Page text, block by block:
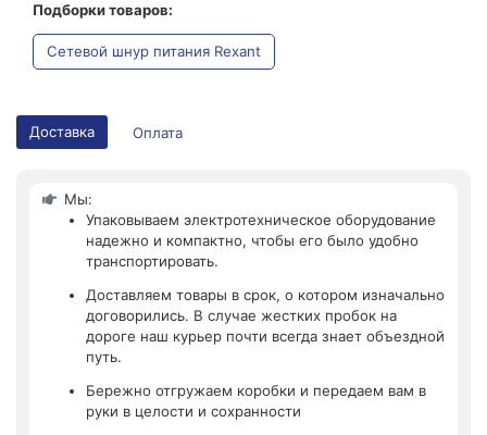
Подборки товаров:
Сетевой шнур питания Rexant
Доставка Оплата
Мы:
Упаковываем электротехническое оборудование
надежно и компактно, чтобы его было удобно
транспортировать.
Доставляем товары в срок, о котором изначально
договорились. В случае жестких пробок на
дороге наш курьер почти всегда знает объездной
путь.
Бережно отгружаем коробки и передаем вам в
руки в целости и сохранности